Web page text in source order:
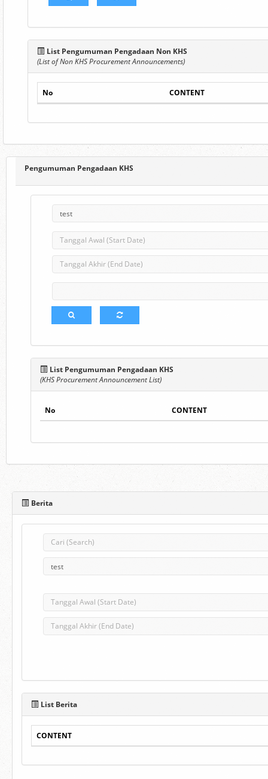
List Pengumuman Pengadaan Non KHS
(List of Non KHS Procurement Announcements)
No CONTENT
Pengumuman Pengadaan KHS
List Pengumuman Pengadaan KHS
(KHS Procurement Announcement List)
No CONTENT
Berita
List Berita
CONTENT